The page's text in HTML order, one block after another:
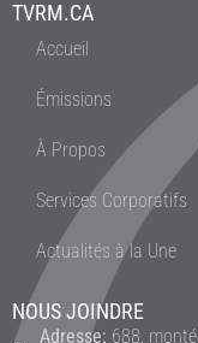
TVRM.CA
Accueil
Émissions
À Propos
Services Corporatifs
Actualités à la Une
NOUS JOINDRE
Adresse: 688,